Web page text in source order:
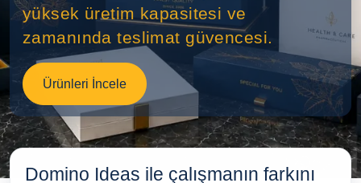
Sıvama
Sıvamalı Kutular
Endüstriyel Baskı
Baskılı Ürünler
TR EN DE
yüksek üretim kapasitesi ve
zamanında teslimat güvencesi.
Ürünleri İncele
Domino Ideas ile çalışmanın farkını